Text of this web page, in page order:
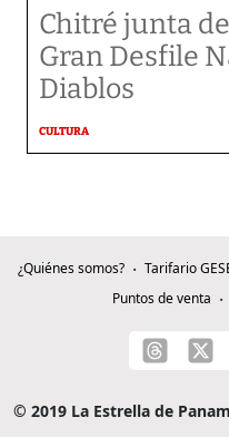
Chitré junta
Gran Desfile
Diablos
CULTURA
¿Quiénes somos? Tarifario
Puntos de venta
© 2019 La Estrella de